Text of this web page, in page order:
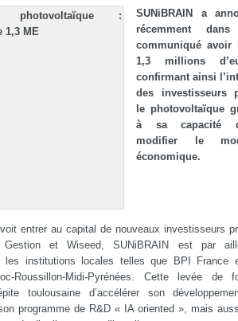
SUNiBRAIN a
récemment
communiqué avoir
1,3 millions
confirmant ainsi
des investisseurs
le photovoltaïque
à sa capacité
modifier le
économique.
entrer au capital de nouveaux investisseurs
et Wiseed, SUNiBRAIN est par
les institutions locales telles que BPI France
Roussillon-Midi-Pyrénées. Cette levée de
toulousaine d’accélérer son
programme de R&D « IA oriented », mais